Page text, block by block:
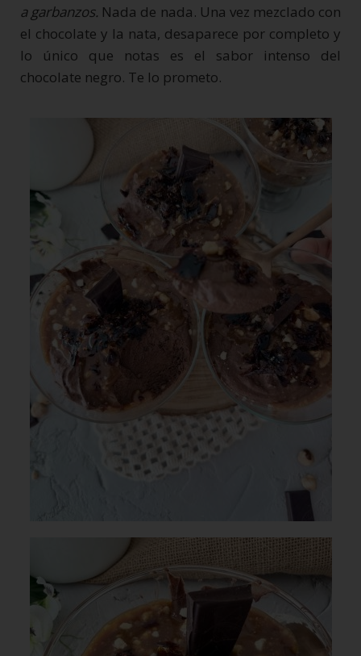
a garbanzos. Nada de nada. Una vez mezclado con
el chocolate y la nata, desaparece por completo y
lo único que notas es el sabor intenso del
chocolate negro. Te lo prometo.